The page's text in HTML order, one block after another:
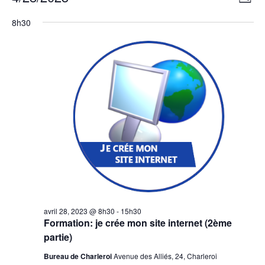
avril
de
vues
une
8h30
Formation: je crée mon site internet (2ème
partie)
avril 28, 2023 @ 8h30 - 15h30
Bureau de CharleroiAvenue des Alliés, 24, Charleroi